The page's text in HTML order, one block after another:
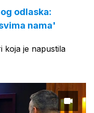
odlaska:
nama'
koja je napustila